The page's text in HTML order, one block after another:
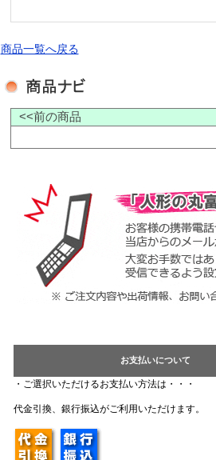
商品一覧へ戻る
<<前の商品
お支払いについて
・ご選択いただけるお支払い方法は・・・
代金引換、銀行振込がご利用いただけます。